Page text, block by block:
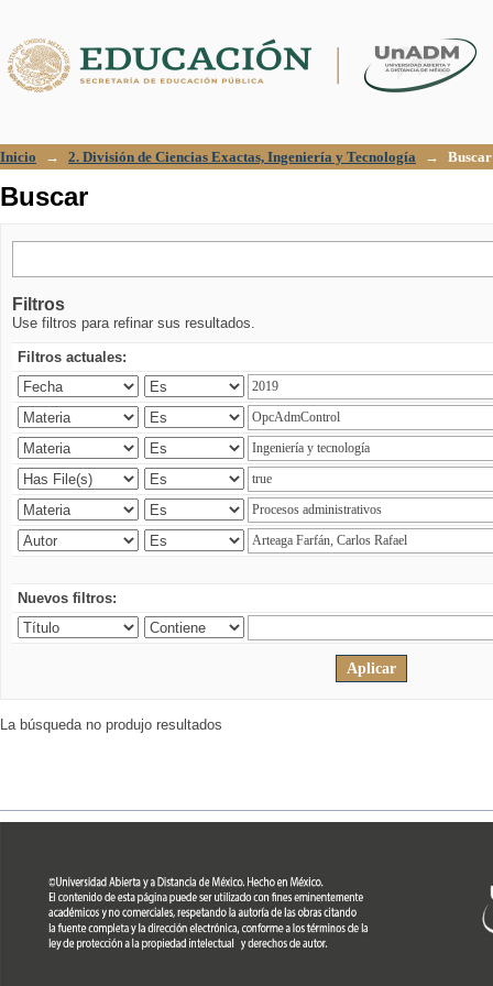
Inicio → 2. División de Ciencias Exactas, Ingeniería y Tecnología → Buscar
Buscar
Filtros
Use filtros para refinar sus resultados.
Filtros actuales:
Nuevos filtros:
La búsqueda no produjo resultados